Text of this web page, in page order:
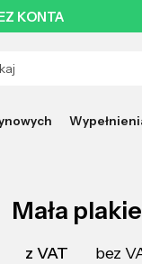
KONTA
Mała
z VAT bez